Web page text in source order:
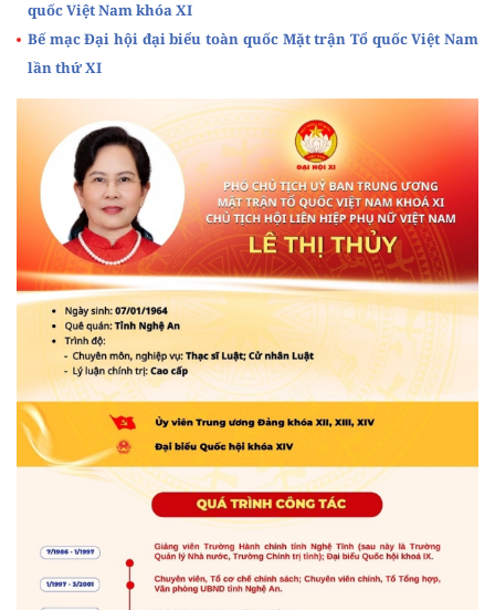
quốc Việt Nam khóa XI
Bế mạc Đại hội đại biểu toàn quốc Mặt trận Tổ quốc Việt Nam
lần thứ XI